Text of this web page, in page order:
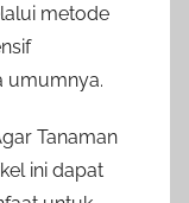
metode
umumnya.
Tanaman
ini dapat